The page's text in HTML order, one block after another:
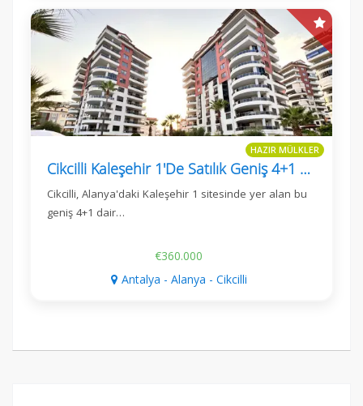
HAZIR MÜLKLER
Cikcilli Kaleşehir 1'De Satılık Geniş 4+1 Daire
Cikcilli, Alanya'daki Kaleşehir 1 sitesinde yer alan bu
geniş 4+1 dair…
€360.000
Antalya - Alanya - Cikcilli